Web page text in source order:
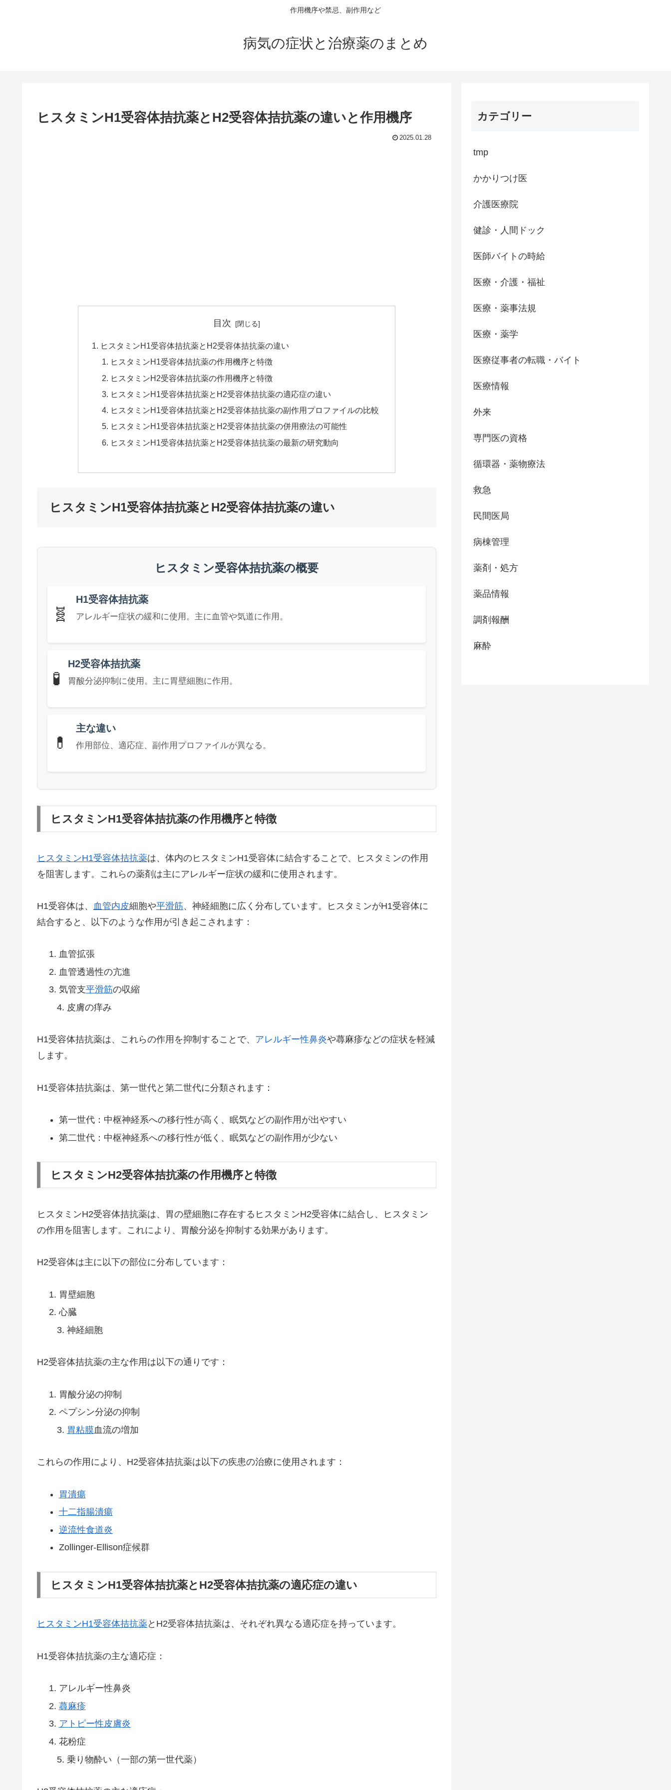
作用機序や禁忌、副作用など
病気の症状と治療薬のまとめ
ヒスタミンH1受容体拮抗薬とH2受容体拮抗薬の違いと作用機序
2025.01.28
目次
ヒスタミンH1受容体拮抗薬とH2受容体拮抗薬の違い
ヒスタミンH1受容体拮抗薬の作用機序と特徴
ヒスタミンH2受容体拮抗薬の作用機序と特徴
ヒスタミンH1受容体拮抗薬とH2受容体拮抗薬の適応症の違い
ヒスタミンH1受容体拮抗薬とH2受容体拮抗薬の副作用プロファイルの比較
ヒスタミンH1受容体拮抗薬とH2受容体拮抗薬の併用療法の可能性
ヒスタミンH1受容体拮抗薬とH2受容体拮抗薬の最新の研究動向
ヒスタミンH1受容体拮抗薬とH2受容体拮抗薬の違い
ヒスタミン受容体拮抗薬の概要
🧬
H1受容体拮抗薬
アレルギー症状の緩和に使用。主に血管や気道に作用。
🧪
H2受容体拮抗薬
胃酸分泌抑制に使用。主に胃壁細胞に作用。
💊
主な違い
作用部位、適応症、副作用プロファイルが異なる。
ヒスタミンH1受容体拮抗薬の作用機序と特徴
ヒスタミンH1受容体拮抗薬は、体内のヒスタミンH1受容体に結合することで、ヒスタミンの作用
を阻害します。これらの薬剤は主にアレルギー症状の緩和に使用されます。
H1受容体は、 血管内皮細胞や平滑筋、神経細胞に広く分布しています。ヒスタミンがH1受容体に
結合すると、以下のような作用が引き起こされます：
血管拡張
血管透過性の亢進
気管支平滑筋の収縮
4. 皮膚の痒み
H1受容体拮抗薬は、これらの作用を抑制することで、 アレルギー性鼻炎や蕁麻疹などの症状を軽減
します。
H1受容体拮抗薬は、第一世代と第二世代に分類されます：
第一世代：中枢神経系への移行性が高く、眠気などの副作用が出やすい
第二世代：中枢神経系への移行性が低く、眠気などの副作用が少ない
ヒスタミンH2受容体拮抗薬の作用機序と特徴
ヒスタミンH2受容体拮抗薬は、胃の壁細胞に存在するヒスタミンH2受容体に結合し、ヒスタミン
の作用を阻害します。これにより、胃酸分泌を抑制する効果があります。
H2受容体は主に以下の部位に分布しています：
胃壁細胞
心臓
3. 神経細胞
H2受容体拮抗薬の主な作用は以下の通りです：
胃酸分泌の抑制
ペプシン分泌の抑制
3. 胃粘膜血流の増加
これらの作用により、H2受容体拮抗薬は以下の疾患の治療に使用されます：
胃潰瘍
十二指腸潰瘍
逆流性食道炎
Zollinger-Ellison症候群
ヒスタミンH1受容体拮抗薬とH2受容体拮抗薬の適応症の違い
ヒスタミンH1受容体拮抗薬とH2受容体拮抗薬は、それぞれ異なる適応症を持っています。
H1受容体拮抗薬の主な適応症：
アレルギー性鼻炎
蕁麻疹
アトピー性皮膚炎
花粉症
5. 乗り物酔い（一部の第一世代薬）
カテゴリー
tmp
かかりつけ医
介護医療院
健診・人間ドック
医師バイトの時給
医療・介護・福祉
医療・薬事法規
医療・薬学
医療従事者の転職・バイト
医療情報
外来
専門医の資格
循環器・薬物療法
救急
民間医局
病棟管理
薬剤・処方
薬品情報
調剤報酬
麻酔